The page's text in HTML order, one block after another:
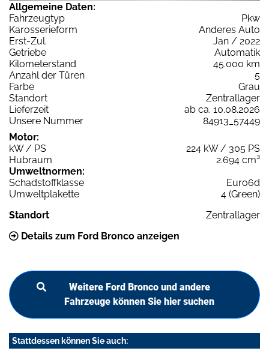
Allgemeine Daten:
Fahrzeugtyp
Pkw
Karosserieform
Anderes Auto
Erst-Zul.
Jan / 2022
Getriebe
Automatik
Kilometerstand
45.000 km
Anzahl der Türen
5
Farbe
Grau
Standort
Zentrallager
Lieferzeit
ab ca. 10.08.2026
Unsere Nummer
84913_57449
Motor:
kW / PS
224 kW / 305 PS
Hubraum
2.694 cm³
Umweltnormen:
Schadstoffklasse
Euro6d
Umweltplakette
4 (Green)
Standort
Zentrallager
Details zum Ford Bronco anzeigen
Weitere Ford Bronco und andere
Fahrzeuge können Sie hier suchen
Stattdessen können Sie auch: